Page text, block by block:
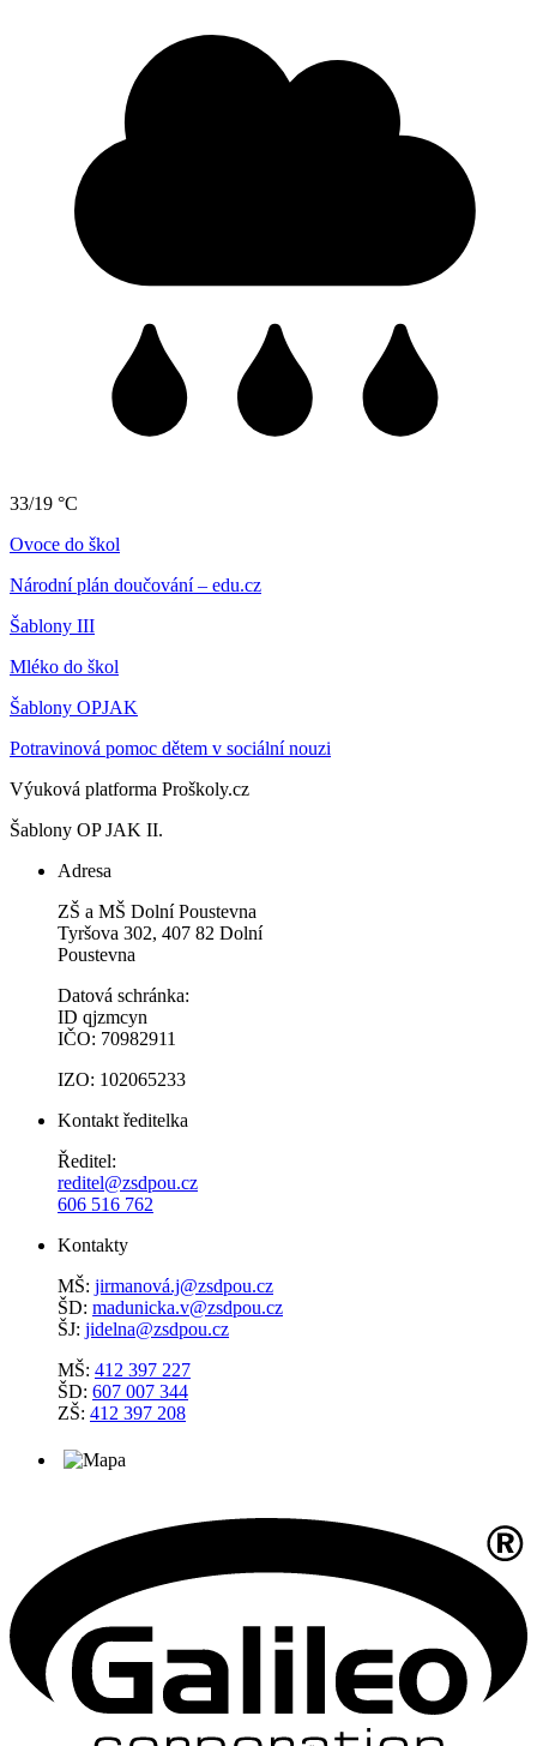
33/19 °C
Ovoce do škol
Národní plán doučování – edu.cz
Šablony III
Mléko do škol
Šablony OPJAK
Potravinová pomoc dětem v sociální nouzi
Výuková platforma Proškoly.cz
Šablony OP JAK II.
Adresa
ZŠ a MŠ Dolní Poustevna
Tyršova 302, 407 82 Dolní
Poustevna
Datová schránka:
ID qjzmcyn
IČO: 70982911
IZO: 102065233
Kontakt ředitelka
Ředitel:
reditel@zsdpou.cz
606 516 762
Kontakty
MŠ: jirmanová.j@zsdpou.cz
ŠD: madunicka.v@zsdpou.cz
ŠJ: jidelna@zsdpou.cz
MŠ: 412 397 227
ŠD: 607 007 344
ZŠ: 412 397 208